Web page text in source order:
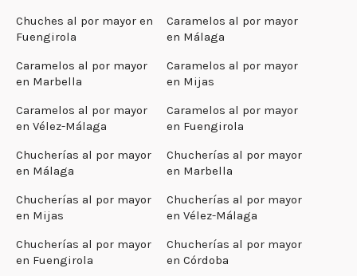
Chuches al por mayor en
Fuengirola
Caramelos al por mayor
en Málaga
Caramelos al por mayor
en Marbella
Caramelos al por mayor
en Mijas
Caramelos al por mayor
en Vélez-Málaga
Caramelos al por mayor
en Fuengirola
Chucherías al por mayor
en Málaga
Chucherías al por mayor
en Marbella
Chucherías al por mayor
en Mijas
Chucherías al por mayor
en Vélez-Málaga
Chucherías al por mayor
en Fuengirola
Chucherías al por mayor
en Córdoba